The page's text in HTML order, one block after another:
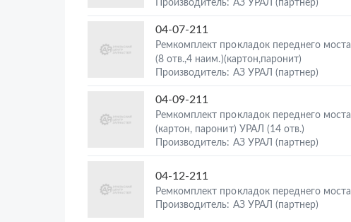
Производитель: АЗ УРАЛ (партнер)
04-07-211
Ремкомплект прокладок переднего моста
(8 отв.,4 наим.)(картон,паронит)
Производитель: АЗ УРАЛ (партнер)
04-09-211
Ремкомплект прокладок переднего моста
(картон, паронит) УРАЛ (14 отв.)
Производитель: АЗ УРАЛ (партнер)
04-12-211
Ремкомплект прокладок переднего моста
Производитель: АЗ УРАЛ (партнер)